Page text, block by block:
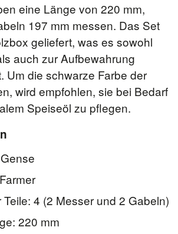
eine Länge von 220 mm,
197 mm messen. Das Set
geliefert, was es sowohl
auch zur Aufbewahrung
Um die schwarze Farbe der
wird empfohlen, sie bei Bedarf
Speiseöl zu pflegen.
4 (2 Messer und 2 Gabeln)
220 mm